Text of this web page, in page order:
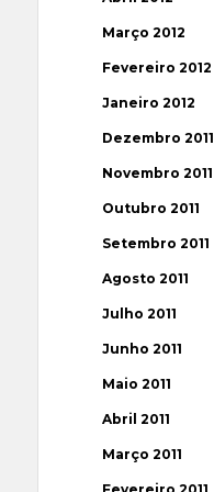
Março 2012
Fevereiro 2012
Janeiro 2012
Dezembro 2011
Novembro 2011
Outubro 2011
Setembro 2011
Agosto 2011
Julho 2011
Junho 2011
Maio 2011
Abril 2011
Março 2011